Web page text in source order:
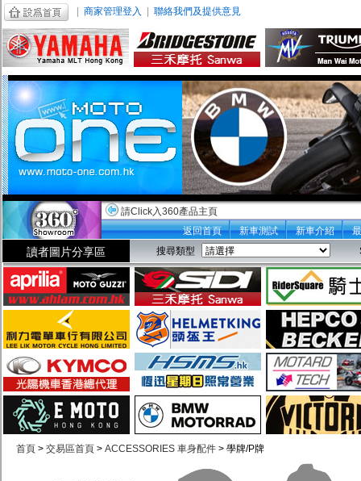
商家管理登入 聯絡我們及提供意見
請Click入360產品主頁
返回首頁
新車測試 新車介紹
讀者圖片分享區 搜尋類型
首頁 > 交易區首頁 > ACCESSORIES 車身配件 > 學牌/P牌